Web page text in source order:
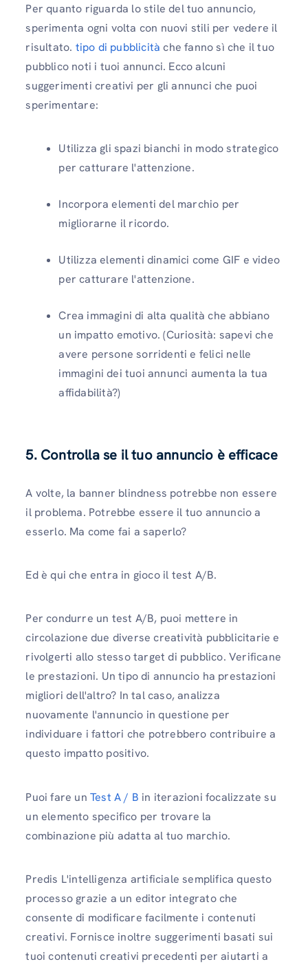
Per quanto riguarda lo stile del tuo annuncio,
sperimenta ogni volta con nuovi stili per vedere il
risultato. tipo di pubblicità che fanno sì che il tuo
pubblico noti i tuoi annunci. Ecco alcuni
suggerimenti creativi per gli annunci che puoi
sperimentare:
Utilizza gli spazi bianchi in modo strategico
per catturare l'attenzione.
Incorpora elementi del marchio per
migliorarne il ricordo.
Utilizza elementi dinamici come GIF e video
per catturare l'attenzione.
Crea immagini di alta qualità che abbiano
un impatto emotivo. (Curiosità: sapevi che
avere persone sorridenti e felici nelle
immagini dei tuoi annunci aumenta la tua
affidabilità?)
5. Controlla se il tuo annuncio è efficace
A volte, la banner blindness potrebbe non essere
il problema. Potrebbe essere il tuo annuncio a
esserlo. Ma come fai a saperlo?
Ed è qui che entra in gioco il test A/B.
Per condurre un test A/B, puoi mettere in
circolazione due diverse creatività pubblicitarie e
rivolgerti allo stesso target di pubblico. Verificane
le prestazioni. Un tipo di annuncio ha prestazioni
migliori dell'altro? In tal caso, analizza
nuovamente l'annuncio in questione per
individuare i fattori che potrebbero contribuire a
questo impatto positivo.
Puoi fare un Test A / B in iterazioni focalizzate su
un elemento specifico per trovare la
combinazione più adatta al tuo marchio.
Predis L'intelligenza artificiale semplifica questo
processo grazie a un editor integrato che
consente di modificare facilmente i contenuti
creativi. Fornisce inoltre suggerimenti basati sui
tuoi contenuti creativi precedenti per aiutarti a